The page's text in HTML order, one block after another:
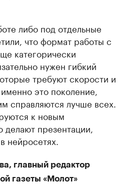
либо под отдельные
что формат работы с
категорически
нужен гибкий
требуют скорости и
это поколение,
справляются лучше всех.
к новым
презентации,
нейросетях.
главный редактор
газеты «Молот»